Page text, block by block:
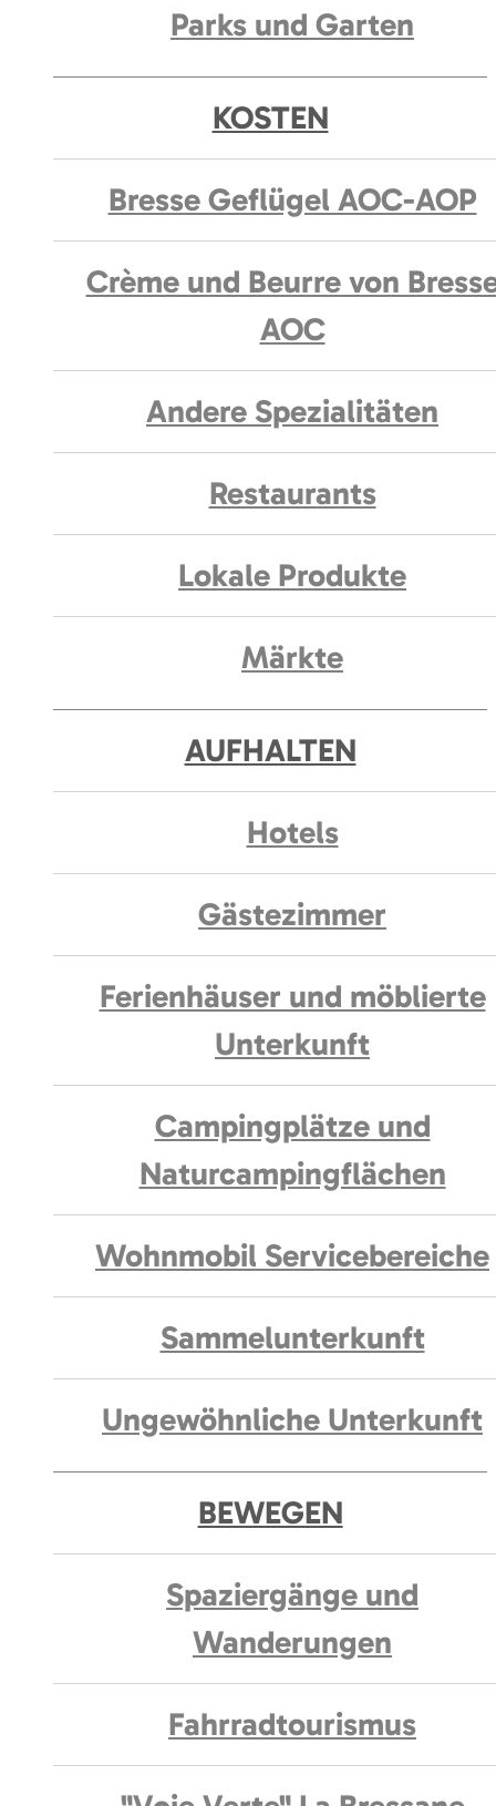
Parks und Garten
KOSTEN
Bresse Geflügel AOC-AOP
Crème und Beurre von
AOC
Andere Spezialitäten
Restaurants
Lokale Produkte
Märkte
AUFHALTEN
Hotels
Gästezimmer
Ferienhäuser und möblierte
Unterkunft
Campingplätze und
Naturcampingflächen
Wohnmobil Servicebereiche
Sammelunterkunft
Ungewöhnliche Unterkunft
BEWEGEN
Spaziergänge und
Wanderungen
Fahrradtourismus